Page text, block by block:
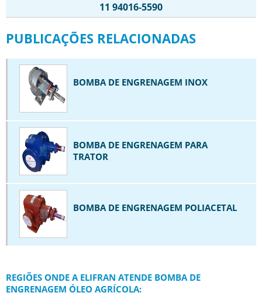
BOMBA DE ENGRENAGEM PARA TRATOR
BOMBA DE ENGRENAGEM PARA UNIDADE HIDRÁULICA
BOMBA DE ENGRENAGEM POLIETILENO
BOMBA DE ENGRENAGEM PREÇO
BOMBA DE ENGRENAGEM PROJETO
BOMBA DE ENGRENAGEM S10
BOMBA DE ENGRENAGEM SENTIDO INVERSO
BOMBA DE PALHETA
BOMBA HIDRÁULICA ENGRENAGEM
BOMBA INDUSTRIAL
BOMBA MANCALIZADA
BOMBA PARA CAMINHÃO PIPA
BOMBA PARA EMULSÃO ASFÁLTICA
11 94016-5590
PUBLICAÇÕES RELACIONADAS
BOMBA DE ENGRENAGEM INOX
BOMBA DE ENGRENAGEM PARA
TRATOR
BOMBA DE ENGRENAGEM POLIACETAL
REGIÕES ONDE A ELIFRAN ATENDE BOMBA DE
ENGRENAGEM ÓLEO AGRÍCOLA: